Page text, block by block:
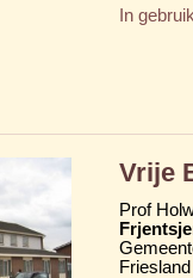
In gebruik
Vrije
Prof
Friesland